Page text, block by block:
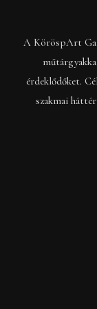
A KöröspArt
érdeklődőket.
szakmai